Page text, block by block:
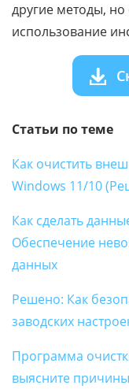
другие методы, но
использование
Статьи по теме
Как очистить
Windows 11/10
Как сделать
Обеспечение
данных
Решено: Как
заводских
Программа
выясните